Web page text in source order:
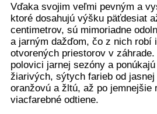
Vďaka svojim veľmi pevným a
ktoré dosahujú výšku päťdesiat
centimetrov, sú mimoriadne
a jarným dažďom, čo z nich robí
otvorených priestorov v
polovici jarnej sezóny a
žiarivých, sýtych farieb od
oranžovú a žltú, až po jemnejšie
viacfarebné odtiene.